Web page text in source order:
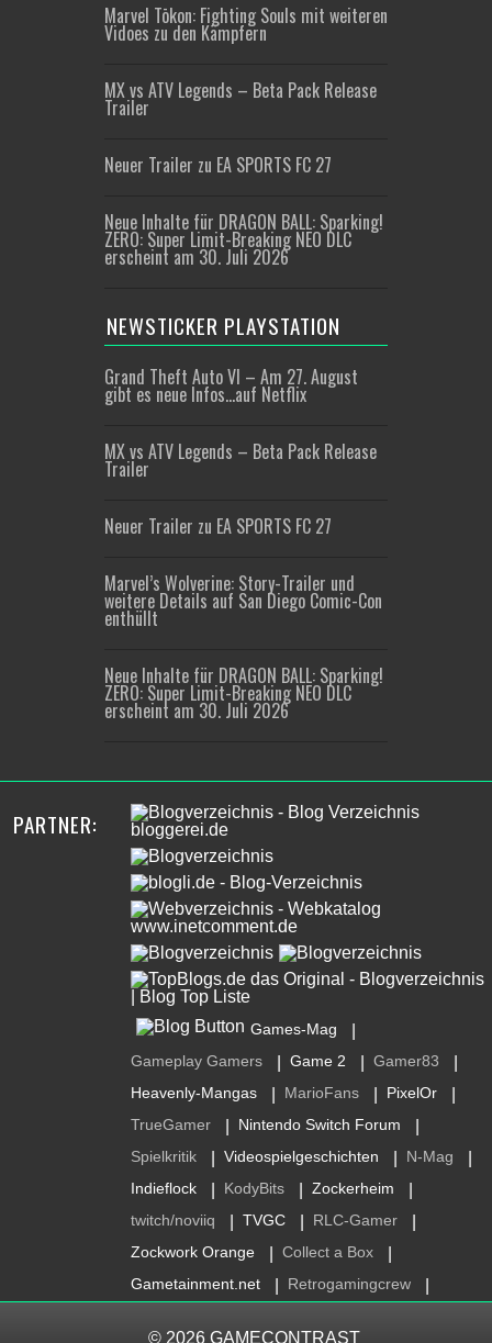
Marvel Tōkon: Fighting Souls mit weiteren
Vidoes zu den Kämpfern
MX vs ATV Legends – Beta Pack Release
Trailer
Neuer Trailer zu EA SPORTS FC 27
Neue Inhalte für DRAGON BALL: Sparking!
ZERO: Super Limit-Breaking NEO DLC
erscheint am 30. Juli 2026
NEWSTICKER PLAYSTATION
Grand Theft Auto VI – Am 27. August
gibt es neue Infos…auf Netflix
MX vs ATV Legends – Beta Pack Release
Trailer
Neuer Trailer zu EA SPORTS FC 27
Marvel’s Wolverine: Story-Trailer und
weitere Details auf San Diego Comic-Con
enthüllt
Neue Inhalte für DRAGON BALL: Sparking!
ZERO: Super Limit-Breaking NEO DLC
erscheint am 30. Juli 2026
PARTNER:
Games-Mag
Gameplay Gamers Game 2 Gamer83
Heavenly-Mangas MarioFans PixelOr
TrueGamer Nintendo Switch Forum
Spielkritik Videospielgeschichten N-Mag
Indieflock KodyBits Zockerheim
twitch/noviiq TVGC RLC-Gamer
Zockwork Orange Collect a Box
Gametainment.net Retrogamingcrew
© 2026 GAMECONTRAST